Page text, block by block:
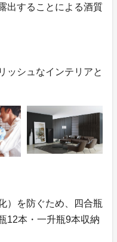
出することによる酒質
ッシュなインテリアと
）を防ぐため、四合瓶
12本・一升瓶9本収納